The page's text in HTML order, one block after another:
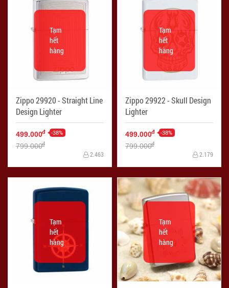
Zippo 29920 - Straight Line
Design Lighter
Tạm
hết
hàng
499.000đ -38%
799.000đ
2.463
Zippo 29922 - Skull Design
Lighter
Tạm
hết
hàng
499.000đ -38%
799.000đ
2.179
Tạm
hết
hàng
Tạm
hết
hàng